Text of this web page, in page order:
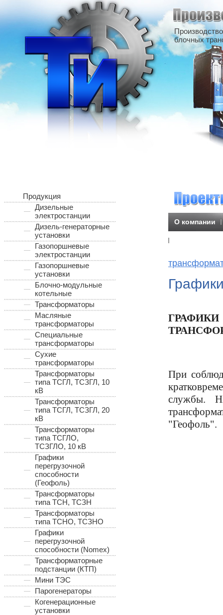
блочных
О компании
При
службы.
"Геофоль".
Продукция
Дизельные
электростанции
Дизель-генераторные
установки
Газопоршневые
электростанции
Газопоршневые
установки
Блочно-модульные
котельные
Трансформаторы
Масляные
трансформаторы
Специальные
трансформаторы
Сухие
трансформаторы
Трансформаторы
типа ТСГЛ, ТСЗГЛ, 10
кВ
Трансформаторы
типа ТСГЛ, ТСЗГЛ, 20
кВ
Трансформаторы
типа ТСГЛО,
ТСЗГЛО, 10 кВ
Графики
перегрузочной
способности
(Геофоль)
Трансформаторы
типа ТСН, ТСЗН
Трансформаторы
типа ТСНО, ТСЗНО
Графики
перегрузочной
способности (Nomex)
Трансформаторные
подстанции (КТП)
Мини ТЭС
Парогенераторы
Когенерационные
установки